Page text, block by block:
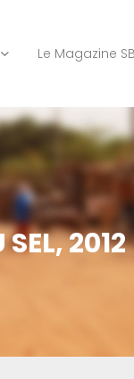
Le Magazine
2012